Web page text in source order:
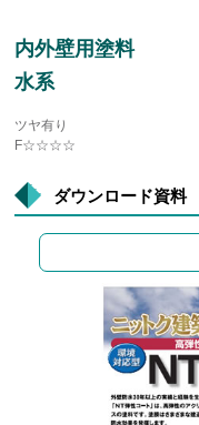
内外壁用塗料
水系
ツヤ有り
F☆☆☆☆
ダウンロード資料